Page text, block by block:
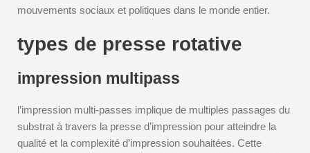
mouvements sociaux et politiques dans le monde entier.
types de presse rotative
impression multipass
l’impression multi-passes implique de multiples passages du
substrat à travers la presse d’impression pour atteindre la
qualité et la complexité d’impression souhaitées. Cette